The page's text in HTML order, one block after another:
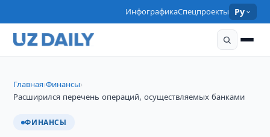
ИнфографикаСпецпроекты Ру
Главная›Финансы›
Расширился перечень операций, осуществляемых банками
ФИНАНСЫ